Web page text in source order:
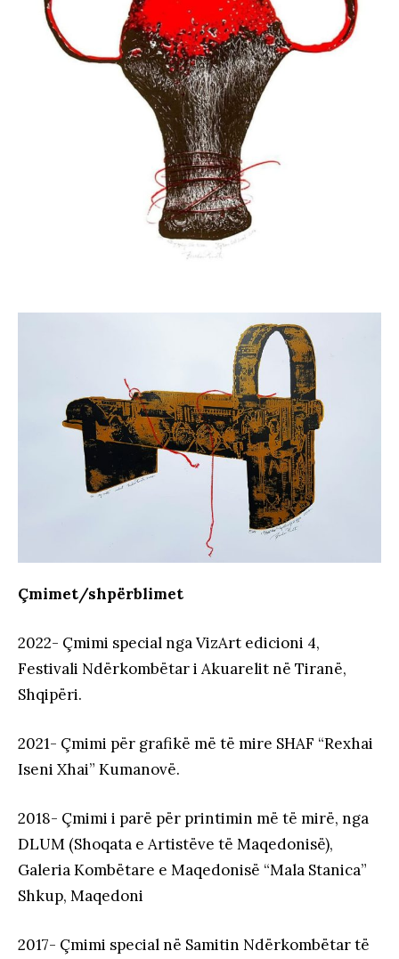
Çmimet/shpërblimet
2022- Çmimi special nga VizArt edicioni 4,
Festivali Ndërkombëtar i Akuarelit në Tiranë,
Shqipëri.
2021- Çmimi për grafikë më të mire SHAF “Rexhai
Iseni Xhai” Kumanovë.
2018- Çmimi i parë për printimin më të mirë, nga
DLUM (Shoqata e Artistëve të Maqedonisë),
Galeria Kombëtare e Maqedonisë “Mala Stanica”
Shkup, Maqedoni
2017- Çmimi special në Samitin Ndërkombëtar të